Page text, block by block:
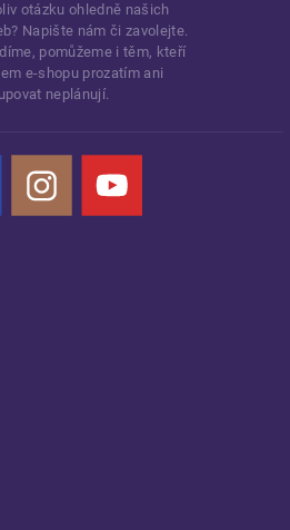
otázku ohledně našich
Napište nám či zavolejte.
pomůžeme i těm, kteří
e-shopu prozatím ani
neplánují.
Instagram YouTube